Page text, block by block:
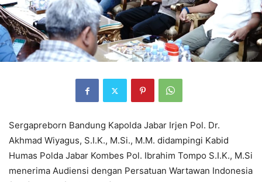
Sergapreborn Bandung Kapolda Jabar Irjen Pol. Dr.
Akhmad Wiyagus, S.I.K., M.Si., M.M. didampingi Kabid
Humas Polda Jabar Kombes Pol. Ibrahim Tompo S.I.K., M.Si
menerima Audiensi dengan Persatuan Wartawan Indonesia